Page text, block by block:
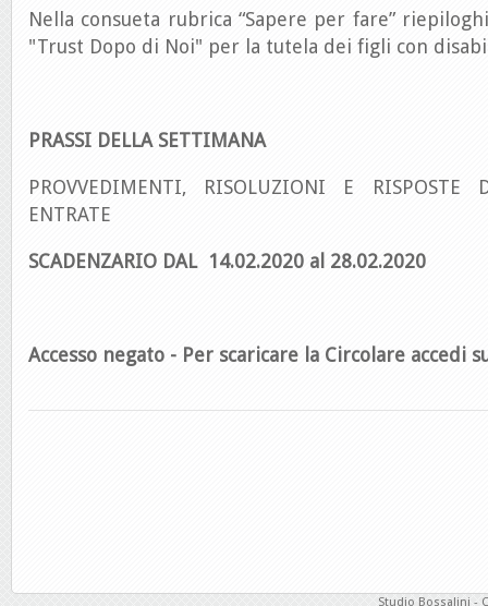
Nella consueta rubrica “Sapere per fare”
"Trust Dopo di Noi" per la tutela dei figli con
PRASSI DELLA SETTIMANA
PROVVEDIMENTI, RISOLUZIONI E RISPOSTE
ENTRATE
SCADENZARIO DAL 14.02.2020 al 28.02.2020
Accesso negato - Per scaricare la Circolare accedi
Studio Bossalini -